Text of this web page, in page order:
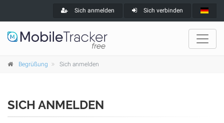
Sich anmelden Sich verbinden
Begrüßung Sich anmelden
SICH ANMELDEN